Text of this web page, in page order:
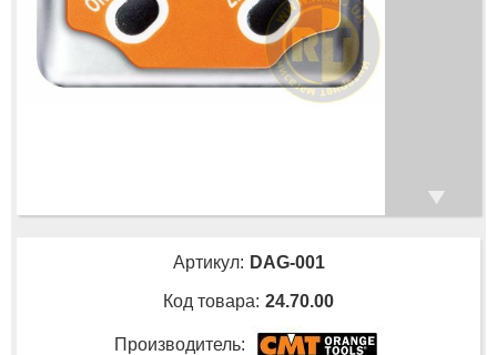
Артикул: DAG-001
Код товара: 24.70.00
Производитель: